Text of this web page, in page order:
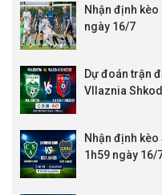
Nhận định
ngày 16/7
Dự đoán trận
Vllaznia
Nhận định
1h59 ngày 16/